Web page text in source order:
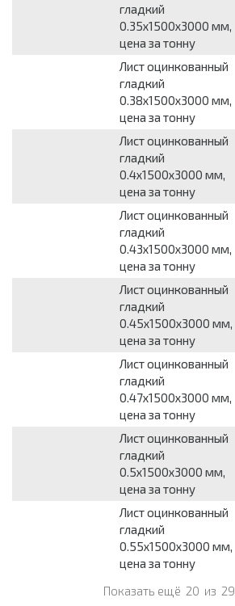
гладкий
0.35х1500х3000 мм,
цена за тонну
Лист оцинкованный
гладкий
0.38х1500х3000 мм,
цена за тонну
Лист оцинкованный
гладкий
0.4х1500х3000 мм,
цена за тонну
Лист оцинкованный
гладкий
0.43х1500х3000 мм,
цена за тонну
Лист оцинкованный
гладкий
0.45х1500х3000 мм,
цена за тонну
Лист оцинкованный
гладкий
0.47х1500х3000 мм,
цена за тонну
Лист оцинкованный
гладкий
0.5х1500х3000 мм,
цена за тонну
Лист оцинкованный
гладкий
0.55х1500х3000 мм,
цена за тонну
Показать ещё 20 из 29